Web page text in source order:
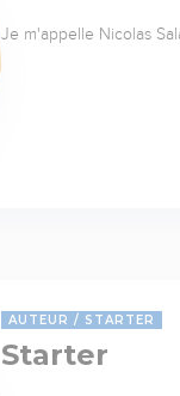
Je m'appelle Nicolas
AUTEUR STARTER
Starter